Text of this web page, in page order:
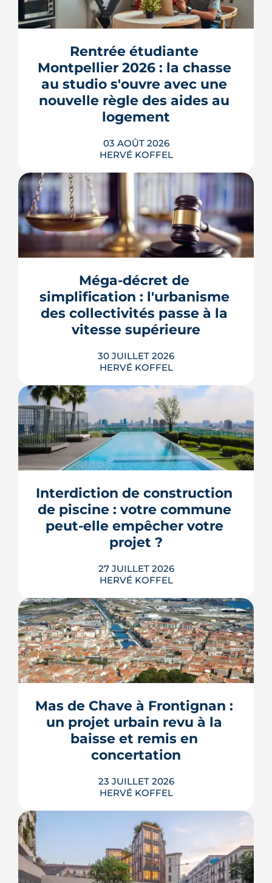
Montpellier prépare la dernière grande
pièce de Port Marianne. La ZAC de
l'Union, entrée dans une nouvelle
phase de concertation, veut
transformer un secteur sans identité en
quartier d'habitat.
LIRE L'ARTICLE
Rentrée étudiante
Montpellier 2026 : la chasse
au studio s'ouvre avec une
nouvelle règle des aides au
logement
03 AOÛT 2026
HERVÉ KOFFEL
Se loger à Montpellier pour la rentrée
2026 tient de la course de vitesse, sur
un marché où le studio part en
étudiants internationaux, une réforme
des aides au logement entrée en
vigueur le 1er juillet vient alourdir la
note.
LIRE L'ARTICLE
Méga-décret de
simplification : l'urbanisme
des collectivités passe à la
vitesse supérieure
30 JUILLET 2026
HERVÉ KOFFEL
Trente mesures, huit codes, un mot
d'ordre : faire agir les maires plus vite.
Le deuxième méga-décret de
photovoltaïque et l'habitat, mais
plusieurs de ses raccourcis inquiètent
déjà le juge consultatif des normes.
LIRE L'ARTICLE
Interdiction de construction
de piscine : votre commune
peut-elle empêcher votre
projet ?
27 JUILLET 2026
HERVÉ KOFFEL
Construire une piscine sur son propre
terrain n'a rien d'un droit acquis. Entre
les règles du PLU et les arrêtés
sécheresse, plusieurs mécanismes
peuvent bloquer le bassin, ou son
remplissage.
LIRE L'ARTICLE
Mas de Chave à Frontignan :
un projet urbain revu à la
baisse et remis en
concertation
23 JUILLET 2026
HERVÉ KOFFEL
Trente logements de moins, une
résidence seniors qui disparaît, des